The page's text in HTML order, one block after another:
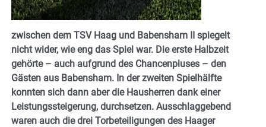
zwischen dem TSV Haag und Babensham II spiegelt
nicht wider, wie eng das Spiel war. Die erste Halbzeit
gehörte – auch aufgrund des Chancenpluses – den
Gästen aus Babensham. In der zweiten Spielhälfte
konnten sich dann aber die Hausherren dank einer
Leistungssteigerung, durchsetzen. Ausschlaggebend
waren auch die drei Torbeteiligungen des Haager